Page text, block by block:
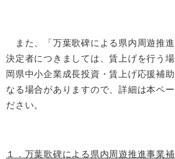
また、「万葉歌碑による県内周遊推
決定者につきましては、賃上げを行う
岡県中小企業成長投資・賃上げ応援補
なる場合がありますので、詳細は本ペ
ださい。
１．万葉歌碑による県内周遊推進事業